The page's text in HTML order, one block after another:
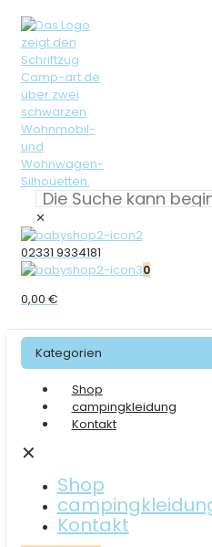
✕
02331 9334181
0
0,00 €
Kategorien
Shop
campingkleidung
Kontakt
✕
Shop
Kontakt